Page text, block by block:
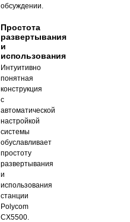
обсуждении.
Простота
развертывания
и
использования
Интуитивно
понятная
конструкция
с
автоматической
настройкой
системы
обуславливает
простоту
развертывания
и
использования
станции
Polycom
CX5500.